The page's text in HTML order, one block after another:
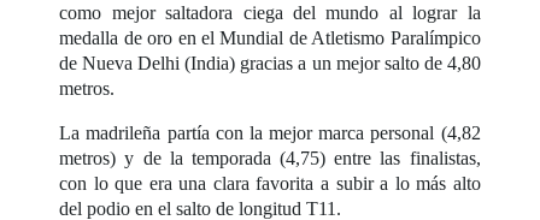
como mejor saltadora ciega del mundo al lograr la
medalla de oro en el Mundial de Atletismo Paralímpico
de Nueva Delhi (India) gracias a un mejor salto de 4,80
metros.
La madrileña partía con la mejor marca personal (4,82
metros) y de la temporada (4,75) entre las finalistas,
con lo que era una clara favorita a subir a lo más alto
del podio en el salto de longitud T11.